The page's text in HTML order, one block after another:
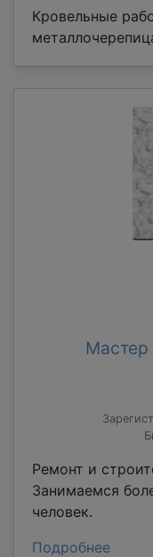
Кровельные
Мастер
Ремонт и
Занимаемся
человек.
Подробнее